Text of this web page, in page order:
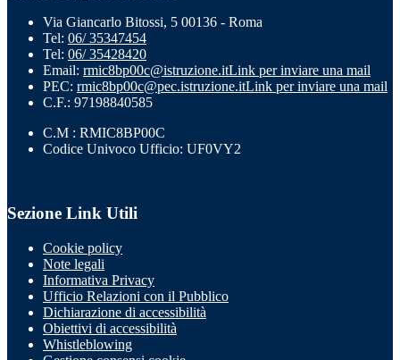
Via Giancarlo Bitossi, 5 00136 - Roma
Tel: 06/ 35347454
Tel: 06/ 35428420
Email: rmic8bp00c@istruzione.itLink per inviare una mail
PEC: rmic8bp00c@pec.istruzione.itLink per inviare una mail
C.F.: 97198840585
C.M : RMIC8BP00C
Codice Univoco Ufficio: UF0VY2
Sezione Link Utili
Cookie policy
Note legali
Informativa Privacy
Ufficio Relazioni con il Pubblico
Dichiarazione di accessibilità
Obiettivi di accessibilità
Whistleblowing